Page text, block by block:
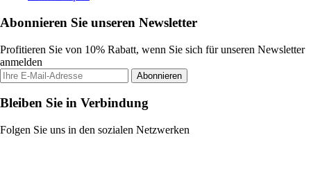
Abonnieren Sie unseren Newsletter
Profitieren Sie von 10% Rabatt, wenn Sie sich für unseren Newsletter
anmelden
Abonnieren
Bleiben Sie in Verbindung
Folgen Sie uns in den sozialen Netzwerken